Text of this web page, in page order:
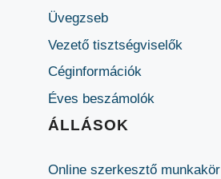
Üvegzseb
Vezető tisztségviselők
Céginformációk
Éves beszámolók
ÁLLÁSOK
Online szerkesztő munkakör